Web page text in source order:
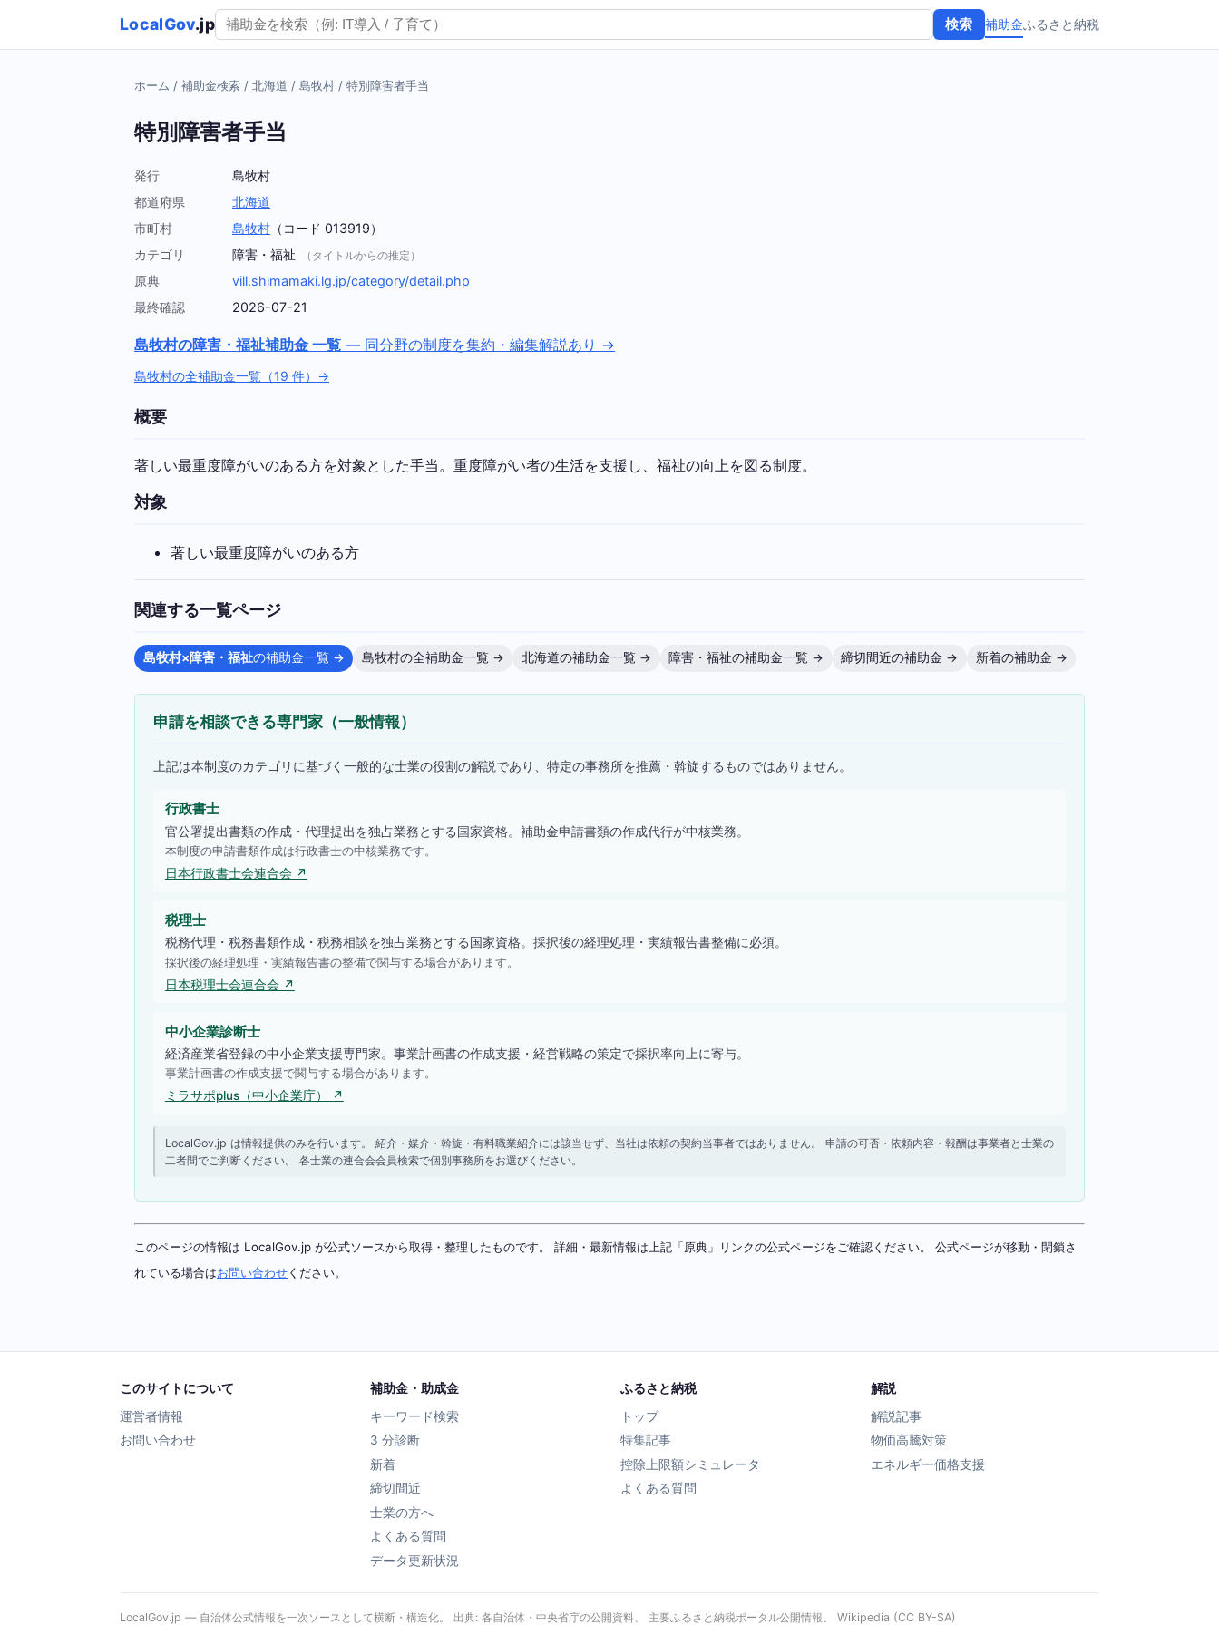
LocalGov.jp 検索 補助金ふるさと納税
ホーム / 補助金検索 / 北海道 / 島牧村 / 特別障害者手当
特別障害者手当
発行
島牧村
都道府県
北海道
市町村
島牧村 （コード 013919）
カテゴリ
障害・福祉 （タイトルからの推定）
原典
vill.shimamaki.lg.jp/category/detail.php
最終確認
2026-07-21
島牧村の障害・福祉補助金 一覧 — 同分野の制度を集約・編集解説あり →
島牧村の全補助金一覧（19 件）→
概要
著しい最重度障がいのある方を対象とした手当。重度障がい者の生活を支援し、福祉の向上を図る制度。
対象
著しい最重度障がいのある方
関連する一覧ページ
島牧村×障害・福祉の補助金一覧 → 島牧村の全補助金一覧 → 北海道の補助金一覧 → 障害・福祉の補助金一覧 → 締切間近の補助金 → 新着の補助金 →
申請を相談できる専門家（一般情報）
上記は本制度のカテゴリに基づく一般的な士業の役割の解説であり、特定の事務所を推薦・斡旋するものではありません。
行政書士
官公署提出書類の作成・代理提出を独占業務とする国家資格。補助金申請書類の作成代行が中核業務。
本制度の申請書類作成は行政書士の中核業務です。
日本行政書士会連合会 ↗
税理士
税務代理・税務書類作成・税務相談を独占業務とする国家資格。採択後の経理処理・実績報告書整備に必須。
採択後の経理処理・実績報告書の整備で関与する場合があります。
日本税理士会連合会 ↗
中小企業診断士
経済産業省登録の中小企業支援専門家。事業計画書の作成支援・経営戦略の策定で採択率向上に寄与。
事業計画書の作成支援で関与する場合があります。
ミラサポplus（中小企業庁） ↗
LocalGov.jp は情報提供のみを行います。 紹介・媒介・斡旋・有料職業紹介には該当せず、当社は依頼の契約当事者ではありません。 申請の可否・依頼内容・報酬は事業者と士業の
二者間でご判断ください。 各士業の連合会会員検索で個別事務所をお選びください。
このページの情報は LocalGov.jp が公式ソースから取得・整理したものです。 詳細・最新情報は上記「原典」リンクの公式ページをご確認ください。 公式ページが移動・閉鎖さ
れている場合はお問い合わせください。
このサイトについて
運営者情報
お問い合わせ
補助金・助成金
キーワード検索
3 分診断
新着
締切間近
士業の方へ
よくある質問
データ更新状況
ふるさと納税
トップ
特集記事
控除上限額シミュレータ
よくある質問
解説
解説記事
物価高騰対策
エネルギー価格支援
LocalGov.jp — 自治体公式情報を一次ソースとして横断・構造化。 出典: 各自治体・中央省庁の公開資料、 主要ふるさと納税ポータル公開情報、 Wikipedia (CC BY-SA)